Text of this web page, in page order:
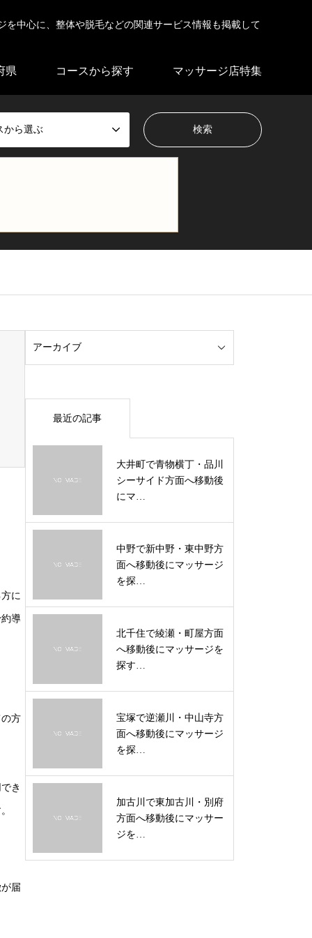
中心に、整体や脱毛などの関連サービス情報も掲載して
県 コースから探す マッサージ店特集
から選ぶ
に
導
方
き
届
最近の記事
大井町で青物横丁・品川
シーサイド方面へ移動後
にマ…
中野で新中野・東中野方
面へ移動後にマッサージ
を探…
北千住で綾瀬・町屋方面
へ移動後にマッサージを
探す…
宝塚で逆瀬川・中山寺方
面へ移動後にマッサージ
を探…
加古川で東加古川・別府
方面へ移動後にマッサー
ジを…